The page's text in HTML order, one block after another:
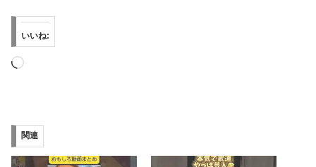
いいね:
読
み
中…
関連